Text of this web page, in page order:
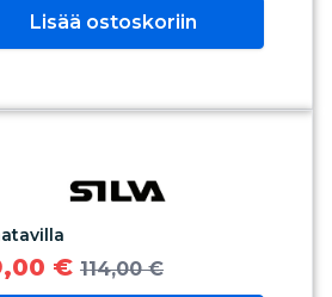
Lisää ostoskoriin
€ 114,00 €